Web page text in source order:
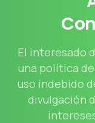
El interesado
una política
uso indebido
divulgación